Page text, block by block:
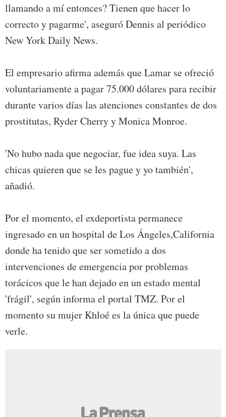
llamando a mí entonces? Tienen que hacer lo
correcto y pagarme', aseguró Dennis al periódico
New York Daily News.
El empresario afirma además que Lamar se ofreció
voluntariamente a pagar 75.000 dólares para recibir
durante varios días las atenciones constantes de dos
prostitutas, Ryder Cherry y Monica Monroe.
'No hubo nada que negociar, fue idea suya. Las
chicas quieren que se les pague y yo también',
añadió.
Por el momento, el exdeportista permanece
ingresado en un hospital de Los Ángeles,California
donde ha tenido que ser sometido a dos
intervenciones de emergencia por problemas
torácicos que le han dejado en un estado mental
'frágil', según informa el portal TMZ. Por el
momento su mujer Khloé es la única que puede
verle.